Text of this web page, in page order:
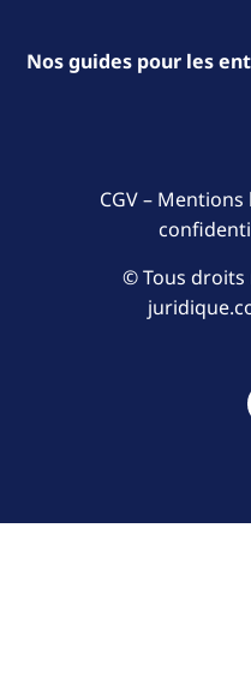
Nos guides pour les
CGV– Mentions
© Tous droits